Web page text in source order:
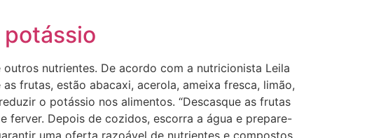
potássio
nutrientes. De acordo com a nutricionista Leila
frutas, estão abacaxi, acerola, ameixa fresca, limão,
o potássio nos alimentos. “Descasque as frutas
ferver. Depois de cozidos, escorra a água e prepare-
uma oferta razoável de nutrientes e compostos